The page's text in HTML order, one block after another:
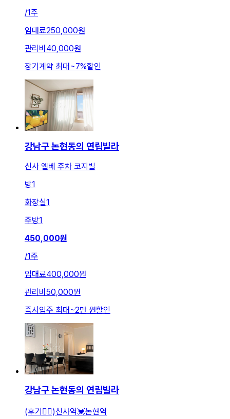
/1주
임대료250,000원
관리비 40,000원
장기계약 최대~7%할인
강남구 논현동의 연립빌라
신사 엘베 주차 코지빌
방1
화장실1
주방1
450,000원
/1주
임대료400,000원
관리비 50,000원
즉시입주 최대 ~2만 원할인
강남구 논현동의 연립빌라
(후기👍🏻)신사역💓논현역